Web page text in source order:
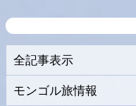
全記事表示
モンゴル旅情報